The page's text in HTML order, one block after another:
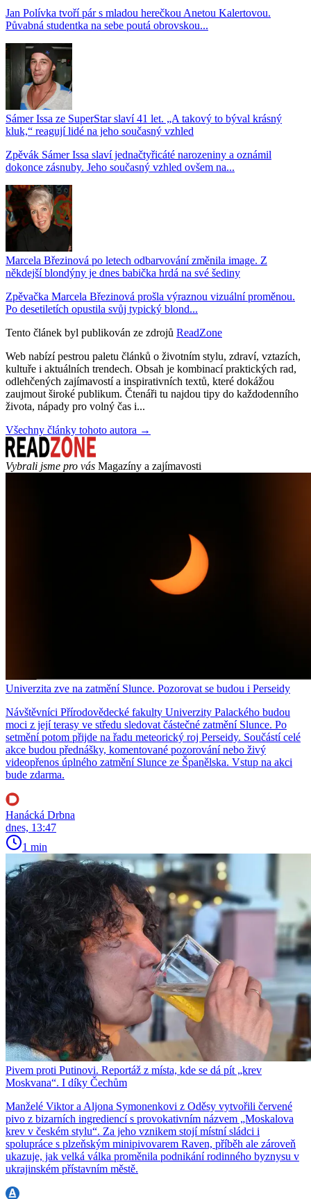
Jan Polívka tvoří pár s mladou herečkou Anetou Kalertovou.
Půvabná studentka na sebe poutá obrovskou...
Sámer Issa ze SuperStar slaví 41 let. „A takový to býval krásný
kluk,“ reagují lidé na jeho současný vzhled
Zpěvák Sámer Issa slaví jednačtyřicáté narozeniny a oznámil
dokonce zásnuby. Jeho současný vzhled ovšem na...
Marcela Březinová po letech odbarvování změnila image. Z
někdejší blondýny je dnes babička hrdá na své šediny
Zpěvačka Marcela Březinová prošla výraznou vizuální proměnou.
Po desetiletích opustila svůj typický blond...
Tento článek byl publikován ze zdrojů ReadZone
Web nabízí pestrou paletu článků o životním stylu, zdraví, vztazích,
kultuře i aktuálních trendech. Obsah je kombinací praktických rad,
odlehčených zajímavostí a inspirativních textů, které dokážou
zaujmout široké publikum. Čtenáři tu najdou tipy do každodenního
života, nápady pro volný čas i...
Všechny články tohoto autora →
Vybrali jsme pro vás Magazíny a zajímavosti
Univerzita zve na zatmění Slunce. Pozorovat se budou i Perseidy
Návštěvníci Přírodovědecké fakulty Univerzity Palackého budou
moci z její terasy ve středu sledovat částečné zatmění Slunce. Po
setmění potom přijde na řadu meteorický roj Perseidy. Součástí celé
akce budou přednášky, komentované pozorování nebo živý
videopřenos úplného zatmění Slunce ze Španělska. Vstup na akci
bude zdarma.
Hanácká Drbna
dnes, 13:47
1 min
Pivem proti Putinovi. Reportáž z místa, kde se dá pít „krev
Moskvana“. I díky Čechům
Manželé Viktor a Aljona Symonenkovi z Oděsy vytvořili červené
pivo z bizarních ingrediencí s provokativním názvem „Moskalova
krev v českém stylu“. Za jeho vznikem stojí místní sládci i
spolupráce s plzeňským minipivovarem Raven, příběh ale zároveň
ukazuje, jak velká válka proměnila podnikání rodinného byznysu v
ukrajinském přístavním městě.